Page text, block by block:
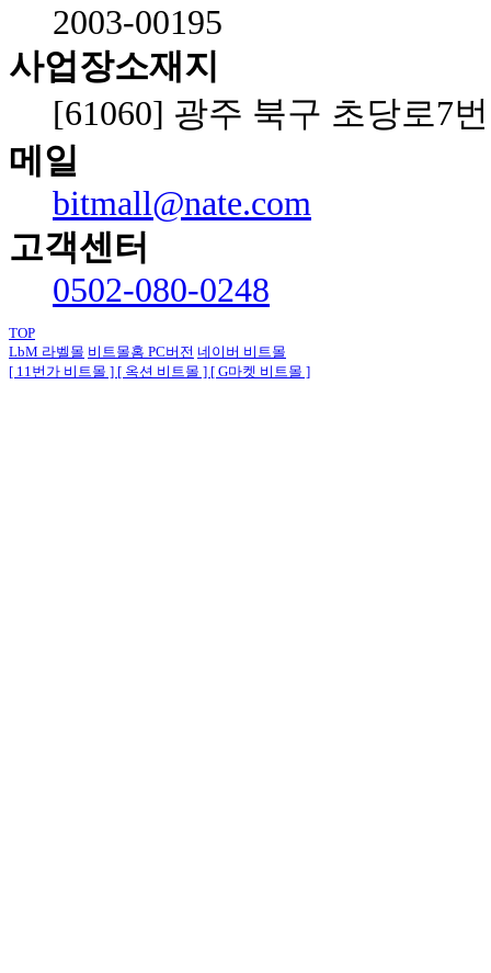
2003-00195
사업장소재지
[61060] 광주 북구 초당로7
메일
bitmall@nate.com
고객센터
0502-080-0248
TOP
LbM 라벨몰 비트몰홈 PC버전 네이버 비트몰
[ 11번가 비트몰 ] [ 옥션 비트몰 ] [ G마켓 비트몰 ]